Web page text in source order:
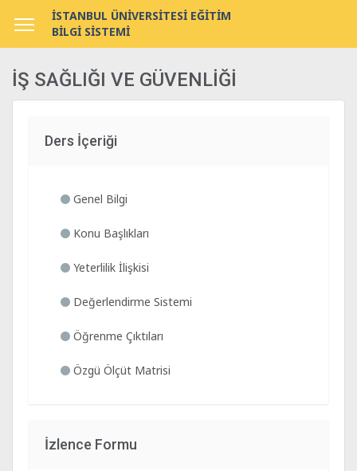
İSTANBUL ÜNİVERSİTESİ EĞİTİM
BİLGİ SİSTEMİ
İŞ SAĞLIĞI VE GÜVENLİĞİ
Ders İçeriği
Genel Bilgi
Konu Başlıkları
Yeterlilik İlişkisi
Değerlendirme Sistemi
Öğrenme Çıktıları
Özgü Ölçüt Matrisi
İzlence Formu